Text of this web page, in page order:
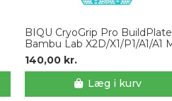
BIQU CryoGrip Pro BuildPlate
Bambu Lab X2D/X1/P1/A1/A1
140,00 kr.
Læg i kurv